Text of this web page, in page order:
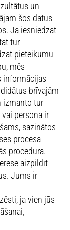
un
šos datus
Ja iesniedzat
tur
pieteikumu
mēs
informācijas
brīvajām
izmanto tur
persona ir
sazinātos
procesa
procedūra.
aizpildīt
Jums ir
ja vien jūs